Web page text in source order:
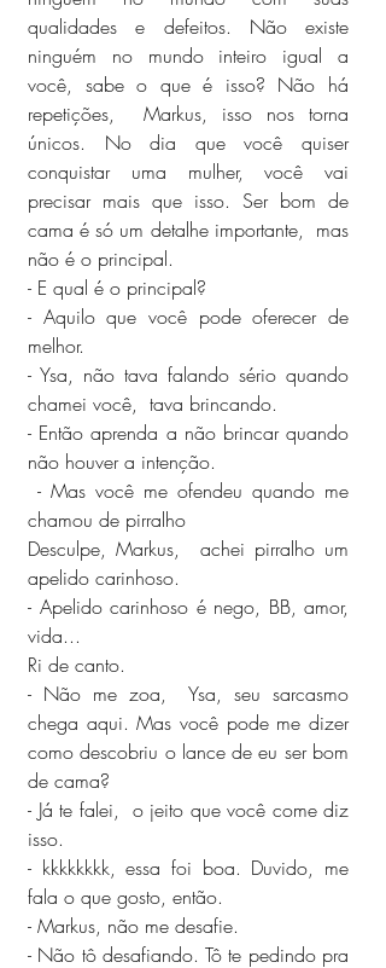
qualidades e defeitos. Não existe
ninguém no mundo inteiro igual a
você, sabe o que é isso? Não há
repetições,  Markus, isso nos torna
únicos. No dia que você quiser
conquistar uma mulher, você vai
precisar mais que isso. Ser bom de
cama é só um detalhe importante,  mas
não é o principal.
- E qual é o principal?
- Aquilo que você pode oferecer de
melhor.
- Ysa, não tava falando sério quando
chamei você,  tava brincando.
- Então aprenda a não brincar quando
não houver a intenção.
chamou de pirralho
Desculpe, Markus,  achei pirralho um
apelido carinhoso.
- Apelido carinhoso é nego, BB, amor,
vida...
Ri de canto.
- Não me zoa,  Ysa, seu sarcasmo
chega aqui. Mas você pode me dizer
como descobriu o lance de eu ser bom
de cama?
- Já te falei,  o jeito que você come diz
isso.
- kkkkkkkk, essa foi boa. Duvido, me
fala o que gosto, então.
- Markus, não me desafie.
- Não tô desafiando. Tô te pedindo pra